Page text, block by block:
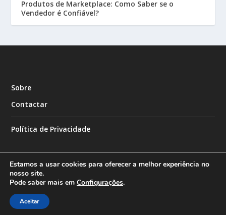
Produtos de Marketplace: Como Saber se o
Vendedor é Confiável?
Sobre
Contactar
Política de Privacidade
Designed by
Estamos a usar cookies para oferecer a melhor experiência no
nosso site.
Pode saber mais em Configurações.
Aceitar